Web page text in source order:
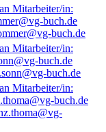
buch.de
buch.de